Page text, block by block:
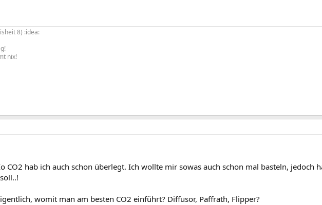
8) :idea:
nix!
CO2 hab ich auch schon überlegt. Ich wollte mir sowas auch schon mal basteln, jedoch
womit man am besten CO2 einführt? Diffusor, Paffrath, Flipper?